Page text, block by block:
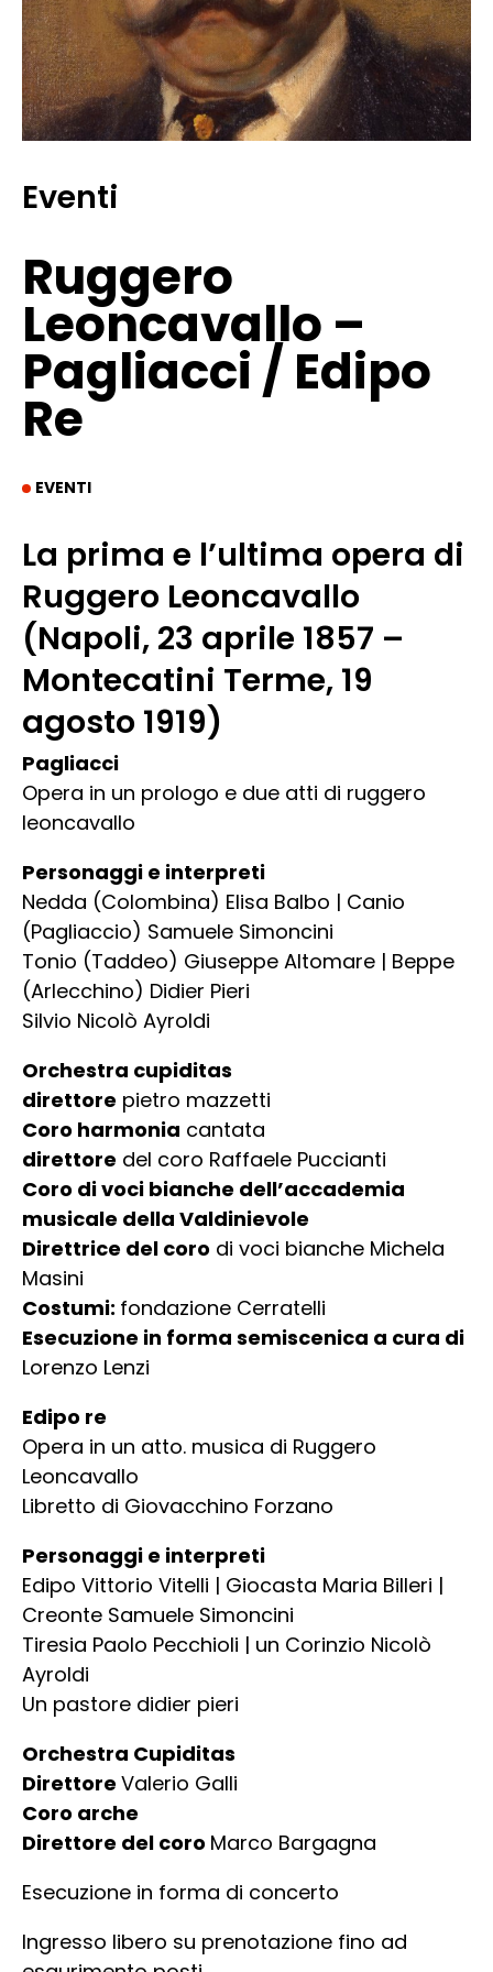
Eventi
Ruggero
Leoncavallo –
Pagliacci / Edipo
Re
EVENTI
La prima e l’ultima opera di
Ruggero Leoncavallo
(Napoli, 23 aprile 1857 –
Montecatini Terme, 19
agosto 1919)
Pagliacci
Opera in un prologo e due atti di ruggero
leoncavallo
Personaggi e interpreti
Nedda (Colombina) Elisa Balbo | Canio
(Pagliaccio) Samuele Simoncini
Tonio (Taddeo) Giuseppe Altomare | Beppe
(Arlecchino) Didier Pieri
Silvio Nicolò Ayroldi
Orchestra cupiditas
direttore pietro mazzetti
Coro harmonia cantata
direttore del coro Raffaele Puccianti
Coro di voci bianche dell’accademia
musicale della Valdinievole
Direttrice del coro di voci bianche Michela
Masini
Costumi: fondazione Cerratelli
Esecuzione in forma semiscenica a cura di
Lorenzo Lenzi
Edipo re
Opera in un atto. musica di Ruggero
Leoncavallo
Libretto di Giovacchino Forzano
Personaggi e interpreti
Edipo Vittorio Vitelli | Giocasta Maria Billeri |
Creonte Samuele Simoncini
Tiresia Paolo Pecchioli | un Corinzio Nicolò
Ayroldi
Un pastore didier pieri
Orchestra Cupiditas
Direttore Valerio Galli
Coro arche
Direttore del coro Marco Bargagna
Esecuzione in forma di concerto
Ingresso libero su prenotazione fino ad